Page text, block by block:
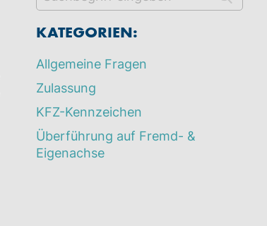
KATEGORIEN:
Allgemeine Fragen
Zulassung
KFZ-Kennzeichen
Überführung auf Fremd- &
Eigenachse